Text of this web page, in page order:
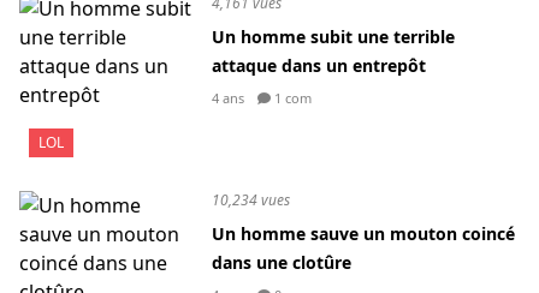
LOL
Un homme subit une terrible
attaque dans un entrepôt
4 ans 1 com
10,234 vues
Un homme sauve un mouton coincé
dans une clotûre